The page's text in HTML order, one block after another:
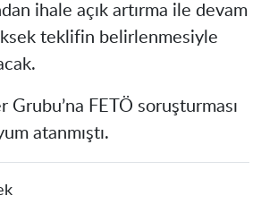
ihale açık artırma ile devam
teklifin belirlenmesiyle
Grubu’na FETÖ soruşturması
atanmıştı.